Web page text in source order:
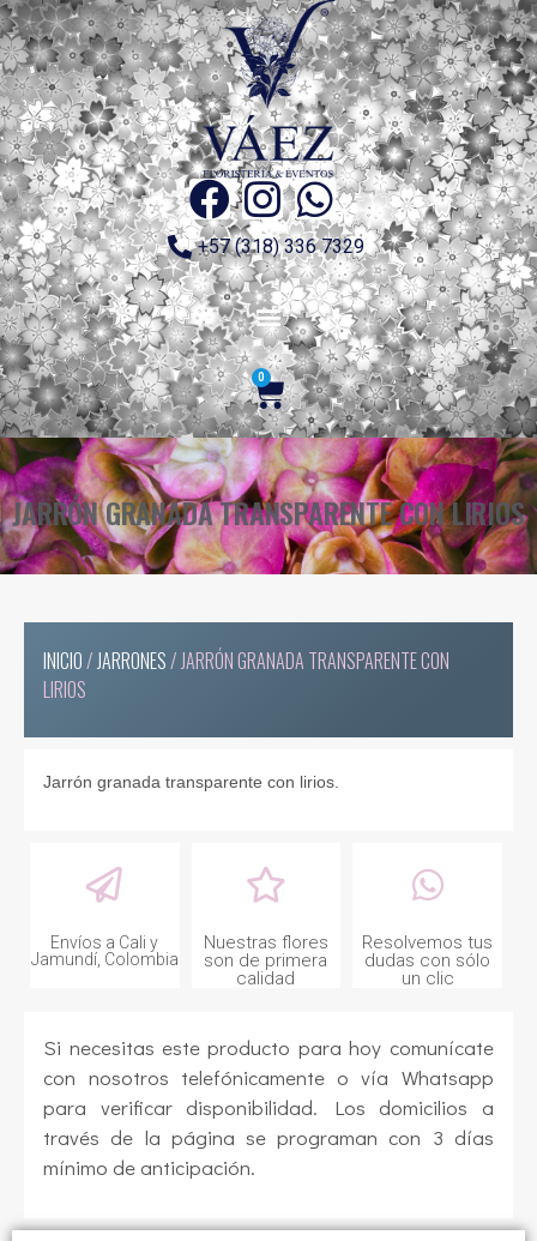
+57 (318) 336 7329
0
JARRÓN GRANADA TRANSPARENTE CON LIRIOS
INICIO/JARRONES/ JARRÓN GRANADA TRANSPARENTE CON
LIRIOS
Jarrón granada transparente con lirios.
Envíos a Cali y
Jamundí, Colombia
Nuestras flores
son de primera
calidad
Resolvemos tus
dudas con sólo
un clic
Si necesitas este producto para hoy comunícate
con nosotros telefónicamente o vía Whatsapp
para verificar disponibilidad. Los domicilios a
través de la página se programan con 3 días
mínimo de anticipación.